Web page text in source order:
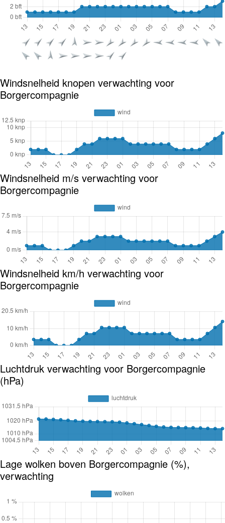
Windsnelheid knopen verwachting voor
Borgercompagnie
Windsnelheid m/s verwachting voor
Borgercompagnie
Windsnelheid km/h verwachting voor
Borgercompagnie
Luchtdruk verwachting voor Borgercompagnie
(hPa)
Lage wolken boven Borgercompagnie (%),
verwachting